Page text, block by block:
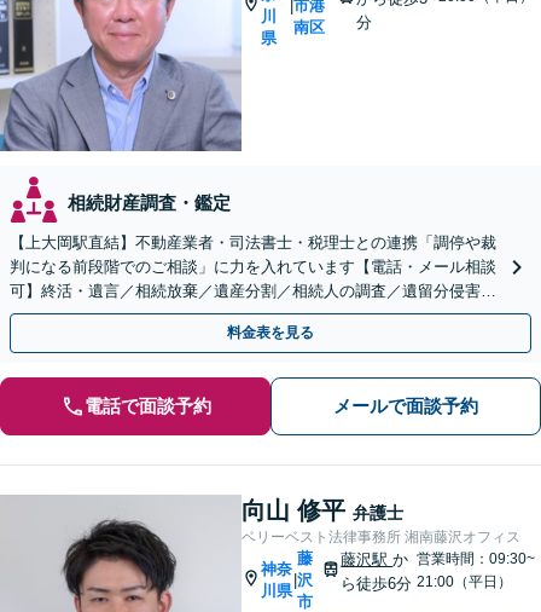
川
県
|市港
南区
分
相続財産調査・鑑定
【上大岡駅直結】不動産業者・司法書士・税理士との連携「調停や裁
判になる前段階でのご相談」に力を入れています【電話・メール相談
可】終活・遺言／相続放棄／遺産分割／相続人の調査／遺留分侵害額
請求など相続問題はお任せください！【完全個室対応】
料金表を見る
電話で面談予約 メールで面談予約
向山 修平 弁護士
ベリーベスト法律事務所 湘南藤沢オフィス
神奈
川県
|
藤
沢
市
藤沢駅か
ら徒歩6分
営業時間：09:30~
21:00（平日）